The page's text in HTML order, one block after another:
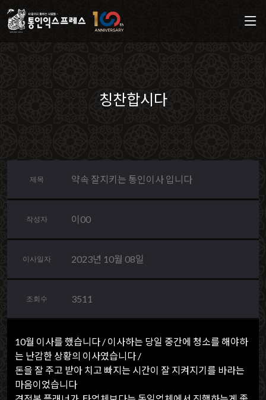
칭찬합시다
제목 약속 잘지키는 통인이사 입니다
작성자 이00
이사일자 2023년 10월 08일
조회수 3511
10월 이사를 했습니다 / 이사하는 당일 중간에 청소를 해야하
는 난감한 상황의 이사였습니다 /
돈을 잘 주고 받아 치고 빠지는 시간이 잘 지켜지기를 바라는
마음이었습니다